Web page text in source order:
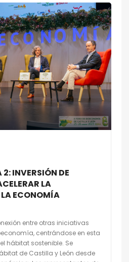
2: INVERSIÓN DE
LA
ECONOMÍA
entre otras iniciativas
centrándose en esta
hábitat sostenible. Se
de Castilla y León desde